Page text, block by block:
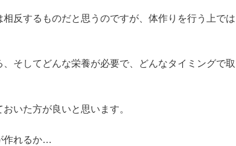
相反するものだと思うのですが、体作りを行う上では
そしてどんな栄養が必要で、どんなタイミングで取
いた方が良いと思います。
作れるか…